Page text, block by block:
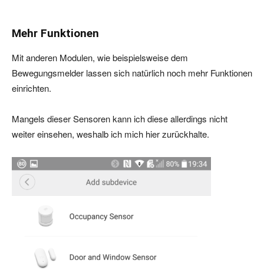
Mehr Funktionen
Mit anderen Modulen, wie beispielsweise dem
Bewegungsmelder lassen sich natürlich noch mehr Funktionen
einrichten.
Mangels dieser Sensoren kann ich diese allerdings nicht
weiter einsehen, weshalb ich mich hier zurückhalte.